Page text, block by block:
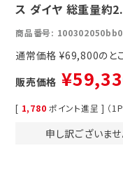
ス ダイヤ 総重量約
商品番号
通常価格 ¥69,800
販売価格 ¥
[ 1,780 ポイント進呈 ] （
申し訳ございま